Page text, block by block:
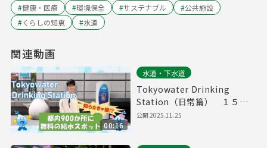
#健康・医療 #環境保全 #サステナブル #公共施設
#くらしの知恵 #水道
関連動画
00:16
水道・下水道
Tokyowater Drinking
Station（日常篇） １５秒
版
公開2025.11.25